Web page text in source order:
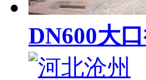
DN600大